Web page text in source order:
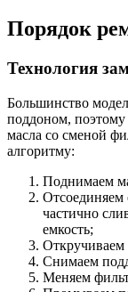
Порядок
Технология
Большинство
поддоном,
масла со сменой
алгоритму:
Поднимаем
Отсоединяем
частично
емкость;
Откручиваем
Снимаем
Меняем